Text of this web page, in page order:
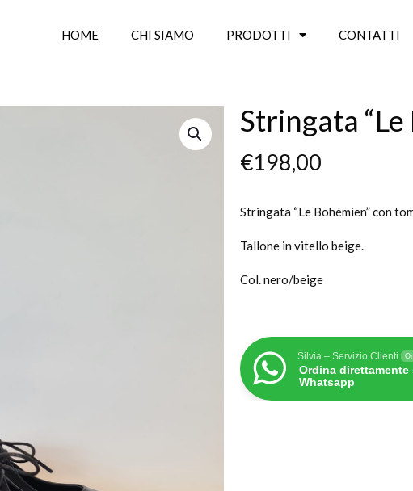
HOME CHI SIAMO PRODOTTI CONTATTI
Stringata
€198,00
Stringata “Le Bohémien” con
Tallone in vitello beige.
Col. nero/beige
Silvia – Servizio Clienti
Ordina direttamente
Whatsapp